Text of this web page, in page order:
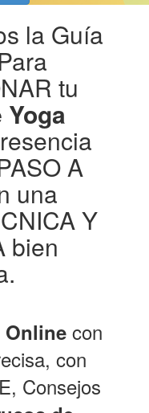
la Guía
tu
A
una
Y
bien
Online con
con
Consejos